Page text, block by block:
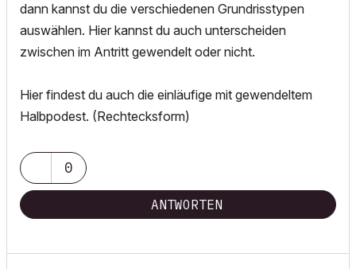
dann kannst du die verschiedenen Grundrisstypen
auswählen. Hier kannst du auch unterscheiden
zwischen im Antritt gewendelt oder nicht.
Hier findest du auch die einläufige mit gewendeltem
Halbpodest. (Rechtecksform)
0
ANTWORTEN